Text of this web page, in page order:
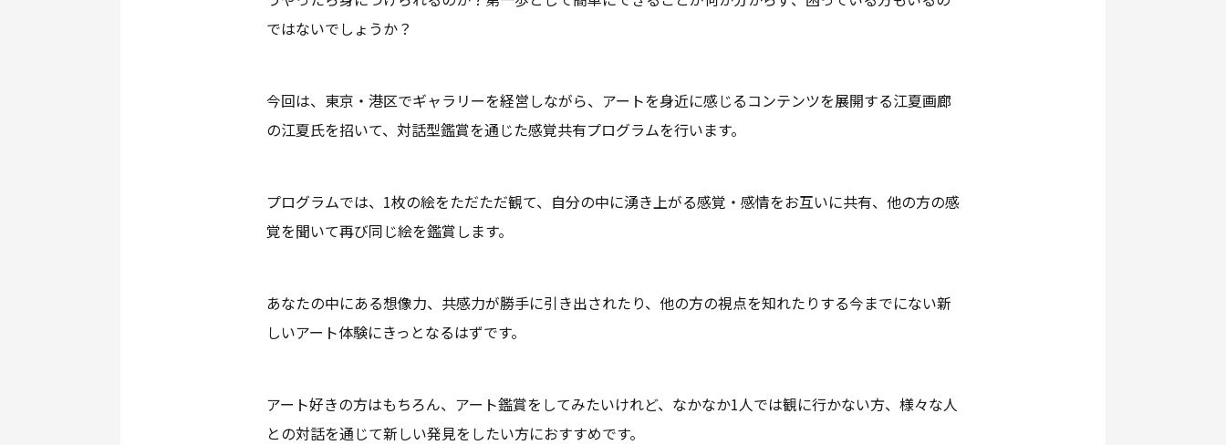
ではないでしょうか？
今回は、東京・港区でギャラリーを経営しながら、アートを身近に感じるコンテンツを展開する江夏画廊
の江夏氏を招いて、対話型鑑賞を通じた感覚共有プログラムを行います。
プログラムでは、1枚の絵をただただ観て、自分の中に湧き上がる感覚・感情をお互いに共有、他の方の感
覚を聞いて再び同じ絵を鑑賞します。
あなたの中にある想像力、共感力が勝手に引き出されたり、他の方の視点を知れたりする今までにない新
しいアート体験にきっとなるはずです。
アート好きの方はもちろん、アート鑑賞をしてみたいけれど、なかなか1人では観に行かない方、様々な人
との対話を通じて新しい発見をしたい方におすすめです。